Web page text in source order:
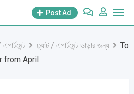
Post Ad
ফ্ল্যাট / এপার্টমেন্ট ভাড়ার জন্য
To
from April